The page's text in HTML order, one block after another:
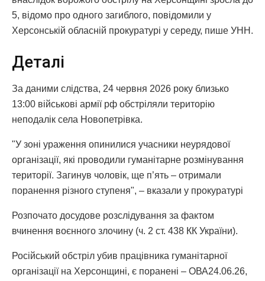
5, відомо про одного загиблого, повідомили у
Херсонській обласній прокуратурі у середу, пише УНН.
Деталі
За даними слідства, 24 червня 2026 року близько
13:00 військові армії рф обстріляли територію
неподалік села Новопетрівка.
"У зоні ураження опинилися учасники неурядової
організації, які проводили гуманітарне розмінування
території. Загинув чоловік, ще п’ять – отримали
поранення різного ступеня", – вказали у прокуратурі
Розпочато досудове розслідування за фактом
вчинення воєнного злочину (ч. 2 ст. 438 КК України).
Російський обстріл убив працівника гуманітарної
організації на Херсонщині, є поранені – ОВА24.06.26,